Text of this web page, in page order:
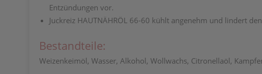
Entzündungen vor.
Juckreiz HAUTNÄHRÖL 66-60 kühlt angenehm und lindert
Bestandteile:
Weizenkeimöl, Wasser, Alkohol, Wollwachs, Citronellaöl,